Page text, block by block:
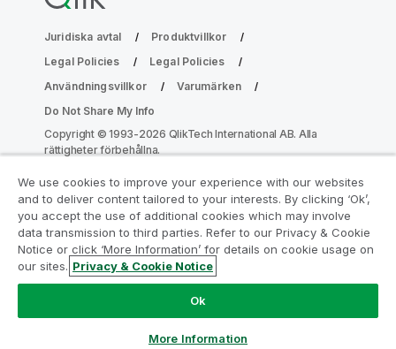
Juridiska avtal
Produktvillkor
Legal Policies
Legal Policies
Användningsvillkor
Varumärken
Do Not Share My Info
Copyright © 1993-2026 QlikTech International AB. Alla
rättigheter förbehållna.
Gå med i programmet Analytics
Modernization
Modernisera utan att kompromissa med dina värdefulla
QlikView-appar med programmet för
analysmodernisering.
ampquestions@qlik.com
We use cookies to improve your experience with our websites
and to deliver content tailored to your interests. By clicking ‘Ok’,
you accept the use of additional cookies which may involve
data transmission to third parties. Refer to our Privacy & Cookie
Notice or click ‘More Information’ for details on cookie usage on
our sites. Privacy & Cookie Notice
Ok
More Information